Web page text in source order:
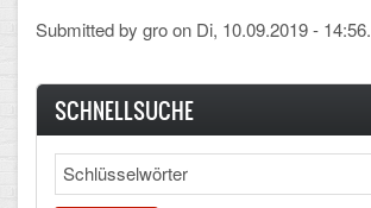
mPA
Wahlfächer
TERMINE
CLOUD
Submitted by groon Di, 10.09.2019 - 14:56.
SCHNELLSUCHE
Search